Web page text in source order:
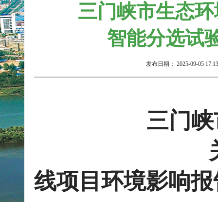
三门峡市生态
智能分选试
发布日期： 2025-09-05 17:13
三门
关
线项目环境影响